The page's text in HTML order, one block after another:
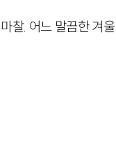
찰. 어느 말끔한 겨울